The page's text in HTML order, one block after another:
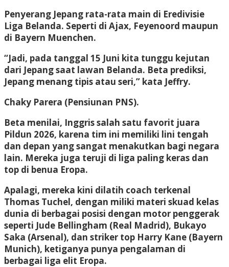
Penyerang Jepang rata-rata main di Eredivisie
Liga Belanda. Seperti di Ajax, Feyenoord maupun
di Bayern Muenchen.
“Jadi, pada tanggal 15 Juni kita tunggu kejutan
dari Jepang saat lawan Belanda. Beta prediksi,
Jepang menang tipis atau seri,” kata Jeffry.
Chaky Parera (Pensiunan PNS).
Beta menilai, Inggris salah satu favorit juara
Pildun 2026, karena tim ini memiliki lini tengah
dan depan yang sangat menakutkan bagi negara
lain. Mereka juga teruji di liga paling keras dan
top di benua Eropa.
Apalagi, mereka kini dilatih coach terkenal
Thomas Tuchel, dengan miliki materi skuad kelas
dunia di berbagai posisi dengan motor penggerak
seperti Jude Bellingham (Real Madrid), Bukayo
Saka (Arsenal), dan striker top Harry Kane (Bayern
Munich), ketiganya punya pengalaman di
berbagai liga elit Eropa.